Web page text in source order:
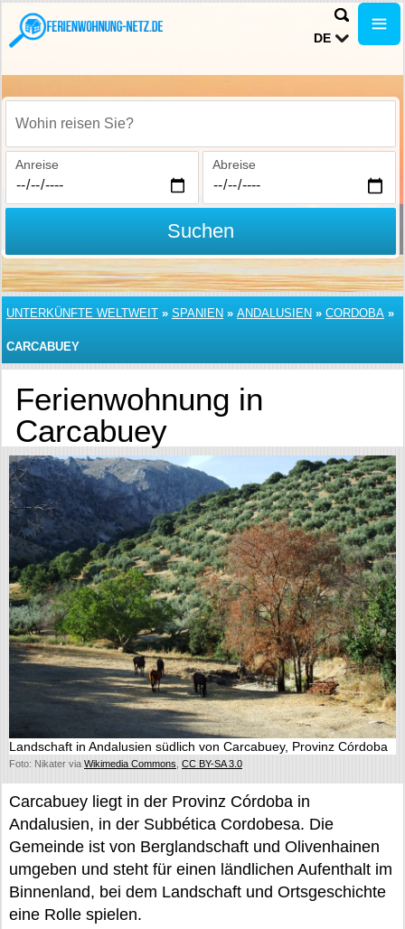
DE
Wohin reisen Sie?
Anreise Abreise
Suchen
UNTERKÜNFTE WELTWEIT » SPANIEN » ANDALUSIEN » CORDOBA »
CARCABUEY
Ferienwohnung in
Carcabuey
Landschaft in Andalusien südlich von Carcabuey, Provinz Córdoba
Foto: Nikater via Wikimedia Commons CC BY-SA 3.0
Carcabuey liegt in der Provinz Córdoba in
Andalusien, in der Subbética Cordobesa. Die
Gemeinde ist von Berglandschaft und Olivenhainen
umgeben und steht für einen ländlichen Aufenthalt im
Binnenland, bei dem Landschaft und Ortsgeschichte
eine Rolle spielen.